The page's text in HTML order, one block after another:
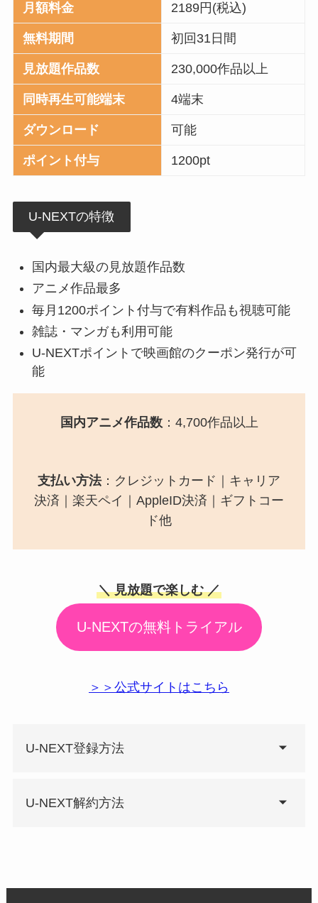
月額料金 2189円(税込)
無料期間 初回31日間
見放題作品数 230,000作品以上
同時再生可能端末 4端末
ダウンロード 可能
ポイント付与 1200pt
U-NEXTの特徴
国内最大級の見放題作品数
アニメ作品最多
毎月1200ポイント付与で有料作品も視聴可能
雑誌・マンガも利用可能
U-NEXTポイントで映画館のクーポン発行が可
能
国内アニメ作品数：4,700作品以上
支払い方法：クレジットカード｜キャリア
決済｜楽天ペイ｜AppleID決済｜ギフトコー
ド他
＼ 見放題で楽しむ ／
U-NEXTの無料トライアル
＞＞公式サイトはこちら
U-NEXT登録方法
U-NEXT解約方法